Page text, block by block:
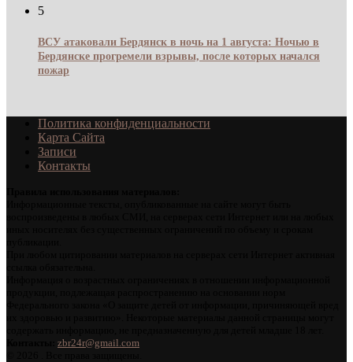
5
ВСУ атаковали Бердянск в ночь на 1 августа: Ночью в
Бердянске прогремели взрывы, после которых начался
пожар
Политика конфиденциальности
Карта Сайта
Записи
Контакты
zbr24r@gmail.com